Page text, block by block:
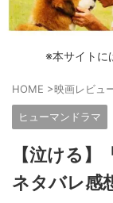
※本サイトに
HOME >映画レビュ
ヒューマンドラマ
【泣ける】
ネタバレ感